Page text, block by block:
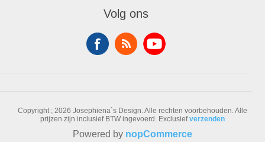
Check gift card balanceVolg ons
Copyright ; 2026 Josephiena`s Design. Alle rechten voorbehouden.Alle
prijzen zijn inclusief BTW ingevoerd. Exclusiefverzenden
Powered by nopCommerce